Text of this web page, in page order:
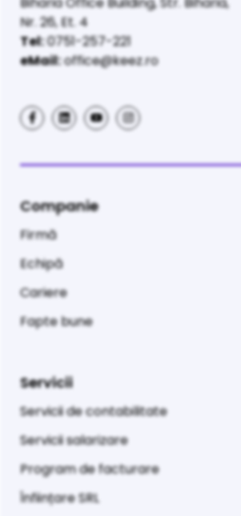
Nr. 26, Et. 4
Tel:0751-257-221
eMail:office@keez.ro
Companie
Firmă
Echipă
Cariere
Fapte bune
Servicii
Servicii de contabilitate
Servicii salarizare
Program de facturare
Înființare SRL